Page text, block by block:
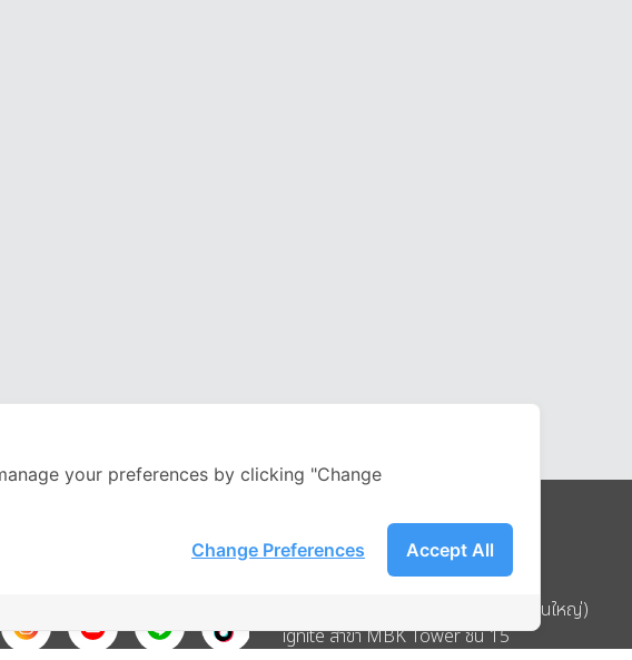
Address
บริษัท อิกไนท์ เอ สตาร์ จำกัด (สำนักงานใหญ่)
ignite สาขา MBK Tower ชั้น 15
your preferences by clicking "Change
Accept All
Change Preferences